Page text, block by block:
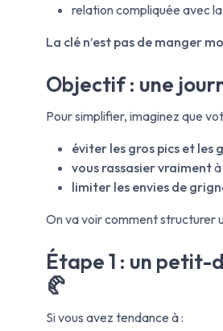
relation compliquée avec
La clé n’est pas de manger
Objectif : une
Pour simplifier, imaginez que
éviter les gros pics et les
vous rassasier vraiment
limiter les envies de
On va voir comment structurer
Étape 1 : un petit-
🥐
Si vous avez tendance à :